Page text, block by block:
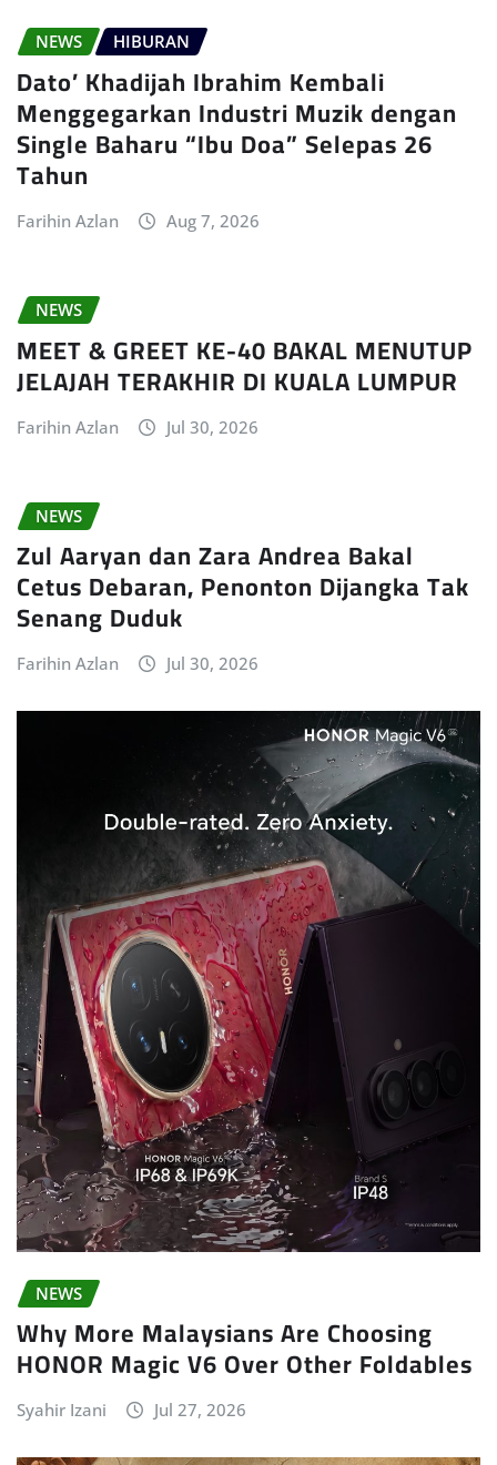
NEWS HIBURAN
Dato’ Khadijah Ibrahim Kembali
Menggegarkan Industri Muzik dengan
Single Baharu “Ibu Doa” Selepas 26
Tahun
Farihin Azlan Aug 7, 2026
NEWS
MEET & GREET KE-40 BAKAL MENUTUP
JELAJAH TERAKHIR DI KUALA LUMPUR
Farihin Azlan Jul 30, 2026
NEWS
Zul Aaryan dan Zara Andrea Bakal
Cetus Debaran, Penonton Dijangka Tak
Senang Duduk
Farihin Azlan Jul 30, 2026
NEWS
Why More Malaysians Are Choosing
HONOR Magic V6 Over Other Foldables
Syahir Izani Jul 27, 2026